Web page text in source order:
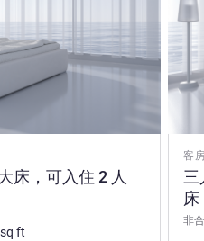
床，可入住 2 人
sq ft
客
三
床
非